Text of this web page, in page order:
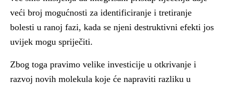
veći broj mogućnosti za identificiranje i tretiranje
bolesti u ranoj fazi, kada se njeni destruktivni efekti jos
uvijek mogu spriječiti.
Zbog toga pravimo velike investicije u otkrivanje i
razvoj novih molekula koje će napraviti razliku u